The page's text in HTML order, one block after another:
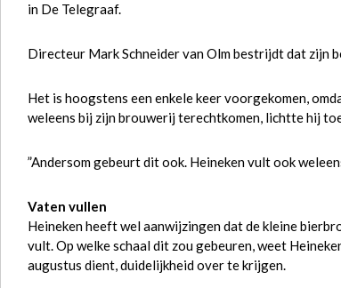
in De Telegraaf.
Directeur Mark Schneider van Olm bestrijdt dat zijn
Het is hoogstens een enkele keer voorgekomen,
weleens bij zijn brouwerij terechtkomen, lichtte hij
”Andersom gebeurt dit ook. Heineken vult ook
Vaten vullen
Heineken heeft wel aanwijzingen dat de kleine
vult. Op welke schaal dit zou gebeuren, weet
augustus dient, duidelijkheid over te krijgen.